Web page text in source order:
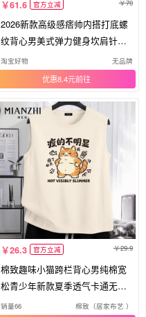
61.6 官方立减 70
2026新款高级感痞帅内搭打底螺
纹背心男美式弹力健身坎肩针织
马甲
淘宝好物 无品牌
优惠8.4元
26.3 官方立减 29.9
棉致趣味小猫跨栏背心男纯棉宽
松青少年新款夏季透气卡通无袖t
恤
销量66 棉致（居家布艺 ）